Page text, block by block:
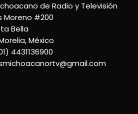
de Radio y Televisión
Moreno #200
Bella
México
4431136900